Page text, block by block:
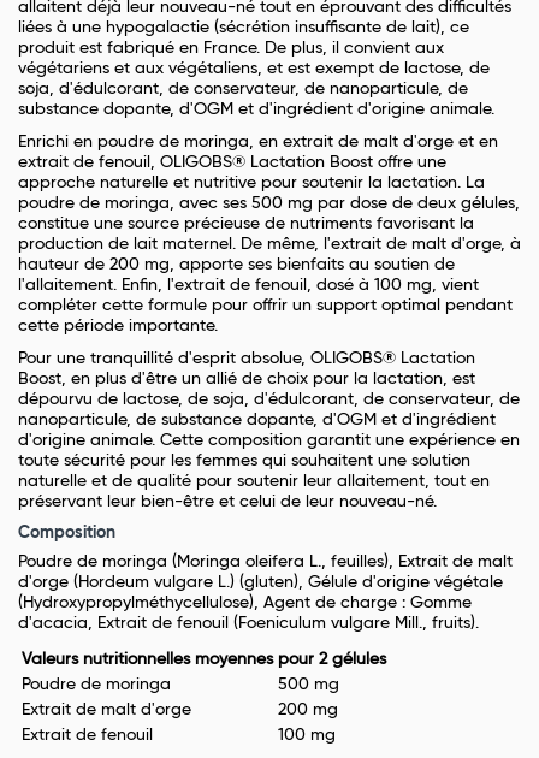
allaitent déjà leur nouveau-né tout en éprouvant des difficultés
liées à une hypogalactie (sécrétion insuffisante de lait), ce
produit est fabriqué en France. De plus, il convient aux
végétariens et aux végétaliens, et est exempt de lactose, de
soja, d'édulcorant, de conservateur, de nanoparticule, de
substance dopante, d'OGM et d'ingrédient d'origine animale.
Enrichi en poudre de moringa, en extrait de malt d'orge et en
extrait de fenouil, OLIGOBS® Lactation Boost offre une
approche naturelle et nutritive pour soutenir la lactation. La
poudre de moringa, avec ses 500 mg par dose de deux gélules,
constitue une source précieuse de nutriments favorisant la
production de lait maternel. De même, l'extrait de malt d'orge, à
hauteur de 200 mg, apporte ses bienfaits au soutien de
l'allaitement. Enfin, l'extrait de fenouil, dosé à 100 mg, vient
compléter cette formule pour offrir un support optimal pendant
cette période importante.
Pour une tranquillité d'esprit absolue, OLIGOBS® Lactation
Boost, en plus d'être un allié de choix pour la lactation, est
dépourvu de lactose, de soja, d'édulcorant, de conservateur, de
nanoparticule, de substance dopante, d'OGM et d'ingrédient
d'origine animale. Cette composition garantit une expérience en
toute sécurité pour les femmes qui souhaitent une solution
naturelle et de qualité pour soutenir leur allaitement, tout en
préservant leur bien-être et celui de leur nouveau-né.
Composition
Poudre de moringa (Moringa oleifera L., feuilles), Extrait de malt
d'orge (Hordeum vulgare L.) (gluten), Gélule d'origine végétale
(Hydroxypropylméthycellulose), Agent de charge : Gomme
d'acacia, Extrait de fenouil (Foeniculum vulgare Mill., fruits).
Valeurs nutritionnelles moyennes pour 2 gélules
Poudre de moringa
500 mg
Extrait de malt d'orge
200 mg
Extrait de fenouil
100 mg